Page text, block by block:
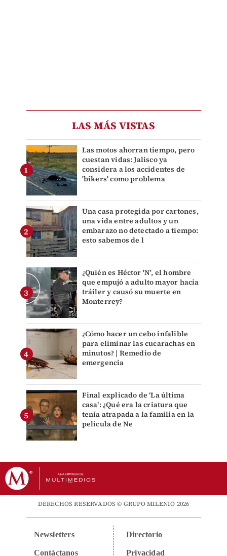
LAS MÁS VISTAS
Las motos ahorran tiempo, pero
cuestan vidas: Jalisco ya
considera a los accidentes de
'bikers' como problema
Una casa protegida por cartones,
una vida entre adultos y un
embarazo no detectado a tiempo:
esto sabemos de l
¿Quién es Héctor 'N', el hombre
que empujó a adulto mayor hacia
tráiler y causó su muerte en
Monterrey?
¿Cómo hacer un cebo infalible
para eliminar las cucarachas en
minutos? | Remedio de
emergencia
Final explicado de ‘La última
casa’: ¿Qué era la criatura que
tenía atrapada a la familia en la
película de Ne
DERECHOS RESERVADOS © GRUPO MILENIO 2026
Newsletters
Contáctanos
Directorio
Privacidad